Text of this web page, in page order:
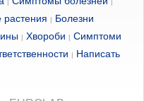
| |
растения | Болезни
| Хвороби | Симптоми
| Написать